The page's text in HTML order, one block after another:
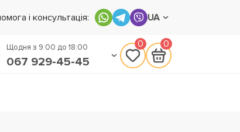
і консультація: UA
Щодня з 9:00 до 18:00
067 929-45-45
0 0